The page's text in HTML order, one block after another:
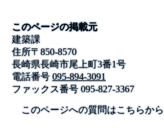
このページの掲載元
建築課
住所〒850-8570
長崎県長崎市尾上町3番1号
電話番号 095-894-3091
ファックス番号095-827-3367
このページへの質問はこちらから